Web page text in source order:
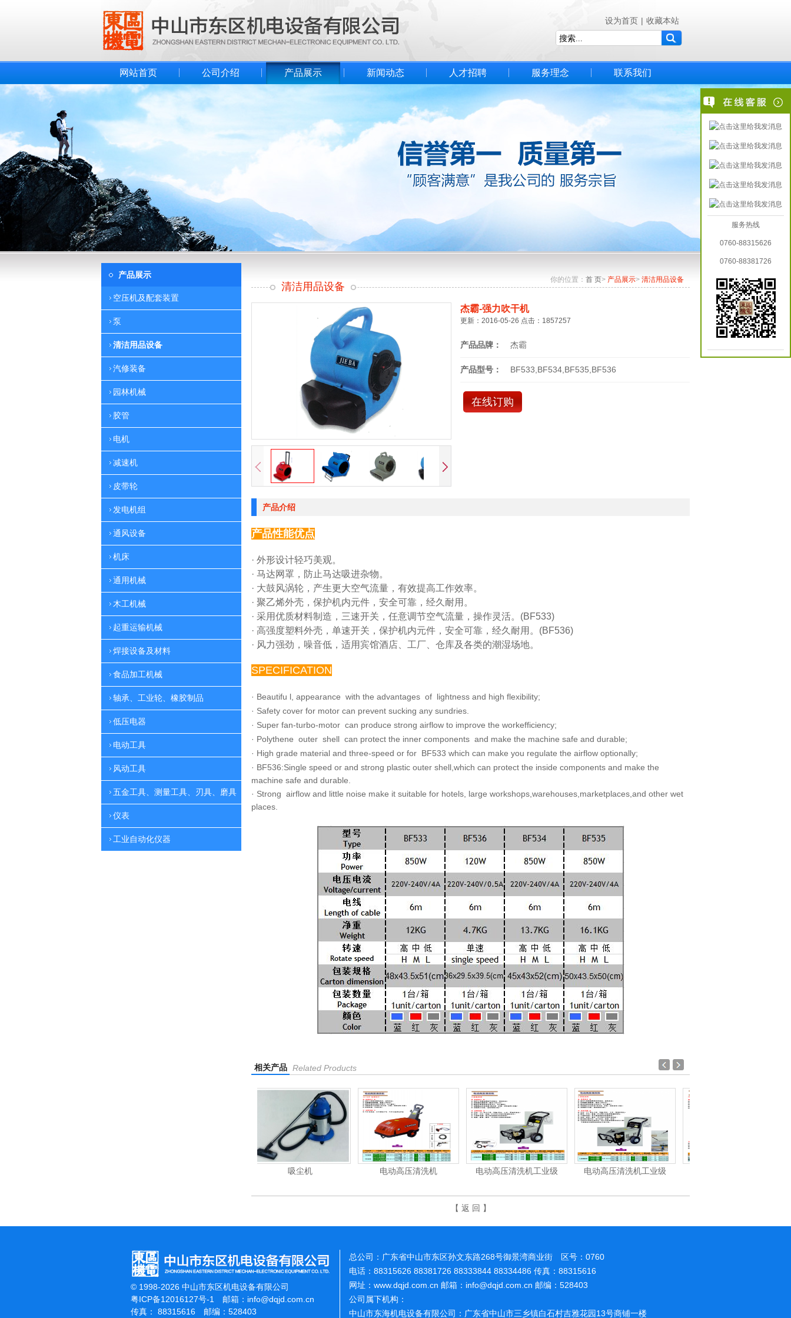
设为首页 | 收藏本站
网站首页 公司介绍 产品展示 新闻动态 人才招聘 服务理念 联系我们
产品展示
空压机及配套装置
泵
清洁用品设备
汽修装备
园林机械
胶管
电机
减速机
皮带轮
发电机组
通风设备
机床
通用机械
木工机械
起重运输机械
焊接设备及材料
食品加工机械
轴承、工业轮、橡胶制品
低压电器
电动工具
风动工具
五金工具、测量工具、刃具、磨具
仪表
工业自动化仪器
你的位置： 首 页> 产品展示> 清洁用品设备
清洁用品设备
杰霸-强力吹干机
更新：2016-05-26 点击：1857257
产品品牌： 杰霸
产品型号： BF533,BF534,BF535,BF536
在线订购
产品介绍
产品性能优点
· 外形设计轻巧美观。
· 马达网罩，防止马达吸进杂物。
· 大鼓风涡轮，产生更大空气流量，有效提高工作效率。
· 聚乙烯外壳，保护机内元件，安全可靠，经久耐用。
· 采用优质材料制造，三速开关，任意调节空气流量，操作灵活。(BF533)
· 高强度塑料外壳，单速开关，保护机内元件，安全可靠， 经久耐用。(BF536)
· 风力强劲，噪音低，适用宾馆酒店、工厂、仓库及各类的潮湿场地。
SPECIFICATION
· Beautifu l, appearance with the advantages of lightness and high flexibility;
· Safety cover for motor can prevent sucking any sundries.
· Super fan-turbo-motor can produce strong airflow to improve the workefficiency;
· Polythene outer shell can protect the inner components and make the machine safe and durable;
· High grade material and three-speed or for BF533 which can make you regulate the airflow optionally;
· BF536:Single speed or and strong plastic outer shell,which can protect the inside components and make the
machine safe and durable.
· Strong airflow and little noise make it suitable for hotels, large workshops,warehouses,marketplaces,and other wet
places.
相关产品 Related Products
电动高压清洗机 电动高压清洗机工业级 电动高压清洗机工业级 汽油/柴油高压清洗机
【 返 回 】
© 1998-2026 中山市东区机电设备有限公司
粤ICP备12016127号-1
邮箱： info@dqjd.com.cn
传真： 88315616 邮编：528403
总公司：广东省中山市东区孙文东路268号御景湾商业街 区号：0760
电话：88315626 88381726 88333844 88334486 传真：88315616
网址：www.dqjd.com.cn 邮箱：info@dqjd.com.cn 邮编：528403
公司属下机构：
中山市东海机电设备有限公司：广东省中山市三乡镇白石村吉雅花园13号商铺一楼
服务热线
0760-88315626
0760-88381726